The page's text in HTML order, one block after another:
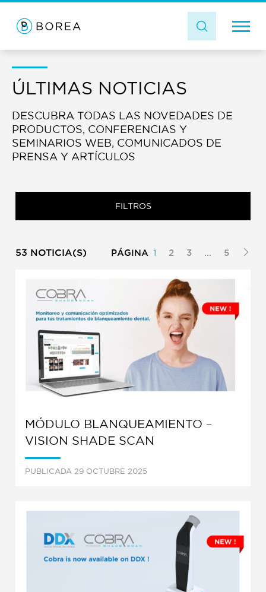
ÚLTIMAS NOTICIAS
DESCUBRA TODAS LAS NOVEDADES DE
PRODUCTOS, CONFERENCIAS Y
SEMINARIOS WEB, COMUNICADOS DE
PRENSA Y ARTÍCULOS
FILTROS
53 NOTICIA(S) PÁGINA 1 2 3 … 5
MÓDULO BLANQUEAMIENTO –
VISION SHADE SCAN
PUBLICADA 29 OCTUBRE 2025